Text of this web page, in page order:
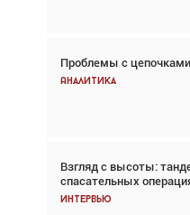
Проблемы с
Аналитика
Взгляд с высоты:
спасательных
Интервью
Впервые с 2024 года
снижается три недели
Частный самолёт –
покупке
Интервью